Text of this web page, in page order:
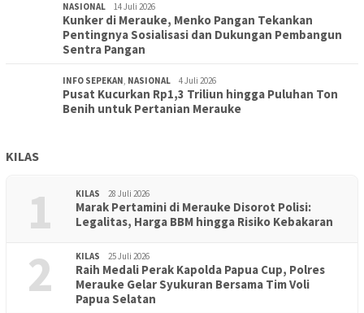
NASIONAL 14 Juli 2026
Kunker di Merauke, Menko Pangan Tekankan
Pentingnya Sosialisasi dan Dukungan Pembangun
Sentra Pangan
INFO SEPEKAN, NASIONAL 4 Juli 2026
Pusat Kucurkan Rp1,3 Triliun hingga Puluhan Ton
Benih untuk Pertanian Merauke
KILAS
1 KILAS 28 Juli 2026
Marak Pertamini di Merauke Disorot Polisi:
Legalitas, Harga BBM hingga Risiko Kebakaran
2 KILAS 25 Juli 2026
Raih Medali Perak Kapolda Papua Cup, Polres
Merauke Gelar Syukuran Bersama Tim Voli
Papua Selatan